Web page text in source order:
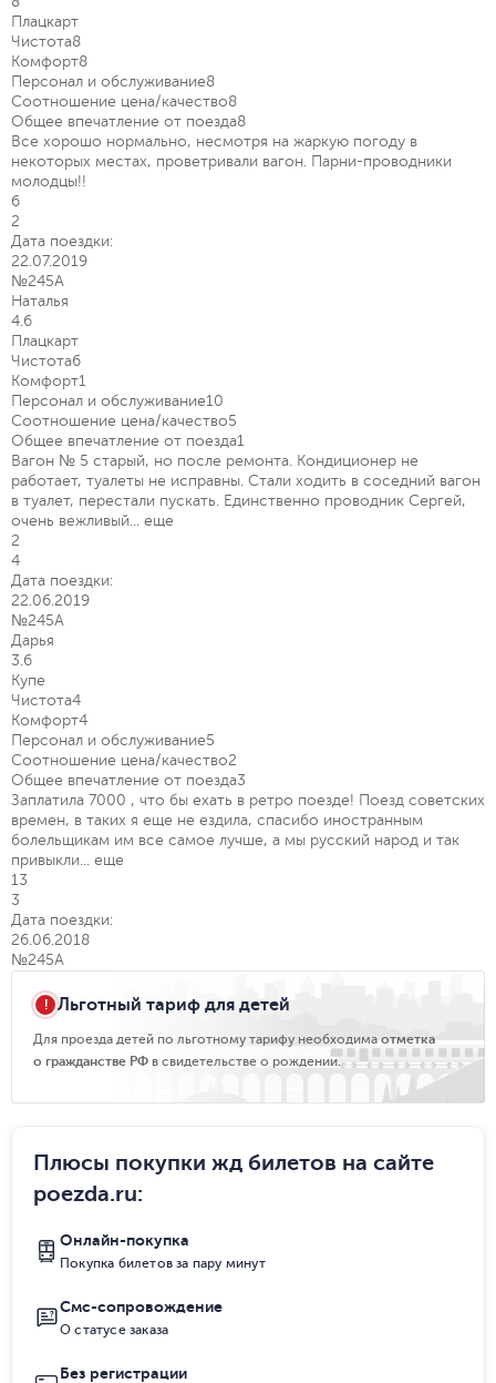
Плацкарт
Чистота8
Комфорт8
Персонал и обслуживание8
Соотношение цена/качество8
Общее впечатление от поезда8
Все хорошо нормально, несмотря на жаркую погоду в
некоторых местах, проветривали вагон. Парни-проводники
молодцы!!
6
2
Дата поездки:
22.07.2019
№245А
Наталья
4.6
Плацкарт
Чистота6
Комфорт1
Персонал и обслуживание10
Соотношение цена/качество5
Общее впечатление от поезда1
Вагон № 5 старый, но после ремонта. Кондиционер не
работает, туалеты не исправны. Стали ходить в соседний вагон
в туалет, перестали пускать. Единственно проводник Сергей,
очень вежливый... еще
2
4
Дата поездки:
22.06.2019
№245А
Дарья
3.6
Купе
Чистота4
Комфорт4
Персонал и обслуживание5
Соотношение цена/качество2
Общее впечатление от поезда3
Заплатила 7000 , что бы ехать в ретро поезде! Поезд советских
времен, в таких я еще не ездила, спасибо иностранным
болельщикам им все самое лучше, а мы русский народ и так
привыкли... еще
13
3
Дата поездки:
26.06.2018
№245А
Льготный тариф для детей
Для проезда детей по льготному тарифу необходима отметка
о гражданстве РФ в свидетельстве о рождении.
Плюсы покупки жд билетов на сайте
poezda.ru:
Онлайн-покупка
Покупка билетов за пару минут
Смс-сопровождение
О статусе заказа
Без регистрации